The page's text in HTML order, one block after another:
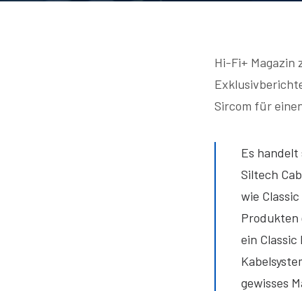
Hi-Fi+ Magazin
Sircom für
Es
Siltech
wie
Produkten
ein
gewisses